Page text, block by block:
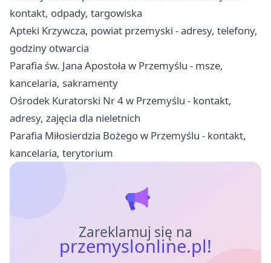
kontakt, odpady, targowiska
Apteki Krzywcza, powiat przemyski - adresy, telefony,
godziny otwarcia
Parafia św. Jana Apostoła w Przemyślu - msze,
kancelaria, sakramenty
Ośrodek Kuratorski Nr 4 w Przemyślu - kontakt,
adresy, zajęcia dla nieletnich
Parafia Miłosierdzia Bożego w Przemyślu - kontakt,
kancelaria, terytorium
Zareklamuj się na
przemyslonline.pl!